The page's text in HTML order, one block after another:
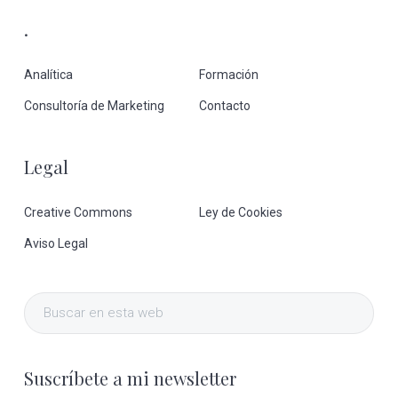
.
Analítica Formación
Consultoría de Marketing Contacto
Legal
Creative Commons Ley de Cookies
Aviso Legal
Buscar
en
web
Suscríbete a mi newsletter